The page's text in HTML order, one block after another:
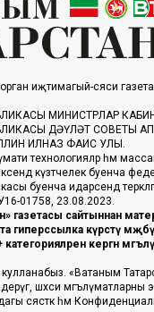
иҗтимагый-сәяси
МИНИСТРЛАР
ДӘҮЛӘТ СОВЕТЫ
ИЛНАЗ ФАИС УЛЫ.
технологияләр һәм
күзәтчелек буенча
буенча идарәсендә
01758, 23.08.2023.
газетасы сайтыннан
гиперссылка күрсәтү
кергән
«Ватаным
шәхси мәгълүматларны
сәясәткә һәм